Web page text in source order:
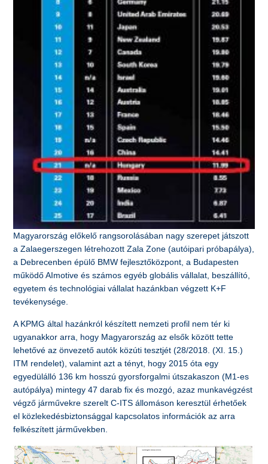
Magyarország előkelő rangsorolásában nagy szerepet játszott
a Zalaegerszegen létrehozott Zala Zone (autóipari próbapálya),
a Debrecenben épülő BMW fejlesztőközpont, a Budapesten
működő AImotive és számos egyéb globális vállalat, beszállító,
egyetem és technológiai vállalat hazánkban végzett K+F
tevékenysége.
A KPMG által hazánkról készített nemzeti profil nem tér ki
ugyanakkor arra, hogy Magyarország az elsők között tette
lehetővé az önvezető autók közúti tesztjét (28/2018. (XI. 15.)
ITM rendelet), valamint azt a tényt, hogy 2015 óta egy
egyedülálló 136 km hosszú gyorsforgalmi útszakaszon (M1-es
autópálya) mintegy 47 darab fix és mozgó, azaz munkavégzést
végző járművekre szerelt C-ITS állomáson keresztül érhetőek
el közlekedésbiztonsággal kapcsolatos információk az arra
felkészített járművekben.